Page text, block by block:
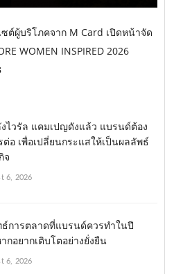
ต์ผู้บริโภคจาก M Card เปิดหน้าจัด
WOMEN INSPIRED 2026
ไวรัล แคมเปญดังแล้ว แบรนด์ต้อง
ต่อ เพื่อเปลี่ยนกระแสให้เป็นผลลัพธ์
จ
6, 2026
ธ์การตลาดที่แบรนด์ควรทำในปี
กอยากเติบโตอย่างยั่งยืน
6, 2026